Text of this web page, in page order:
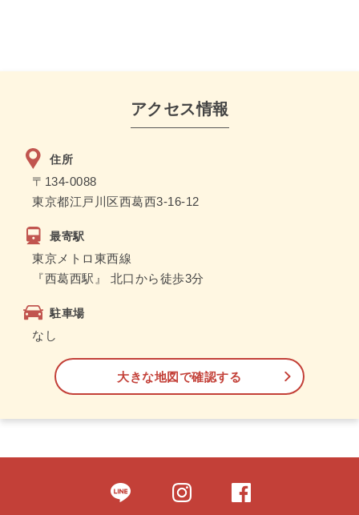
アクセス情報
住所
〒134-0088
東京都江戸川区西葛西3-16-12
最寄駅
東京メトロ東西線
『西葛西駅』 北口から徒歩3分
駐車場
なし
大きな地図で確認する